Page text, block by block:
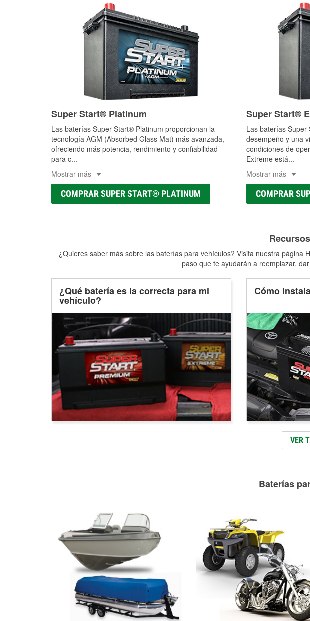
Super Start® Platinum
Las baterías Super Start® Platinum proporcionan la
tecnología AGM (Absorbed Glass Mat) más avanzada,
ofreciendo más potencia, rendimiento y confiabilidad
para c...
Mostrar más
COMPRAR SUPER START® PLATINUM
Super Start®
Las baterías
desempeño y una
condiciones de
Extreme está...
Mostrar más
COMPRAR
¿Quieres saber más sobre las baterías para vehículos? Visita nuestra
paso que te ayudarán a reemplazar,
¿Qué batería es la correcta para mi
vehículo?
Cómo
VER
Baterías